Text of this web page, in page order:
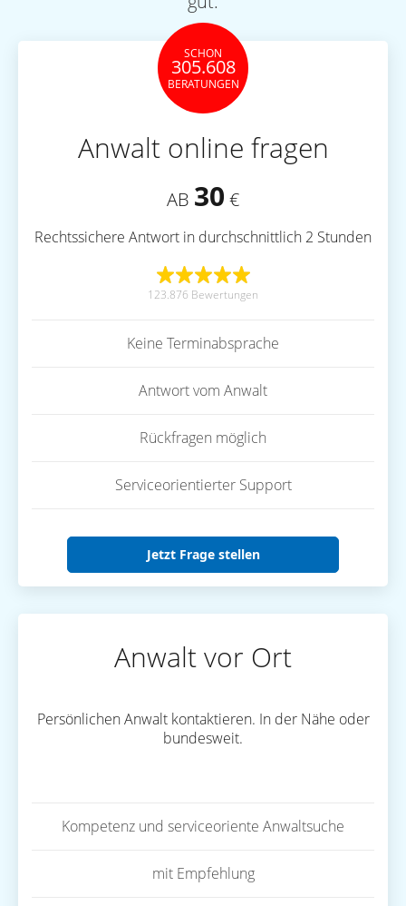
SCHON
305.608
BERATUNGEN
Anwalt online fragen
AB 30 €
Rechtssichere Antwort in durchschnittlich 2 Stunden
123.876 Bewertungen
Keine Terminabsprache
Antwort vom Anwalt
Rückfragen möglich
Serviceorientierter Support
Jetzt Frage stellen
Anwalt vor Ort
Persönlichen Anwalt kontaktieren. In der Nähe oder
bundesweit.
Kompetenz und serviceoriente Anwaltsuche
mit Empfehlung